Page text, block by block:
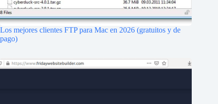
Los mejores clientes FTP para Mac en 2026 (gratuitos y de
pago)